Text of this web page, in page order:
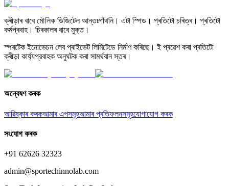
ক্ৰীড়াৰ বাবে মৌলিক ডিজিটেল আন্তঃগাঁথনি। এটা স্পিড। প্ৰতিটো চৰিত্ৰ। প্ৰতিটো
কৰ্মপ্ৰবাহ। চিৰকালৰ বাবে মুক্ত।
স্পৰটেক ইনোভেচন লেব প্ৰাইভেট লিমিটেডে নিৰ্মাণ কৰিছে। ই প্ৰৱেশ কৰা প্ৰতিটো
ক্ৰীড়া কাৰ্য্যপ্রবাহক অনুঘটক কৰা সামৰ্থবান স্তৰ।
অন্বেষণ কৰক
আৱিষ্কাৰ কৰকআমাৰ এপসমূহআমাৰ প্ৰতিফলনসমূহযোগাযোগ কৰক
সংযোগ কৰক
+91 62626 32323
admin@sportechinnolab.com